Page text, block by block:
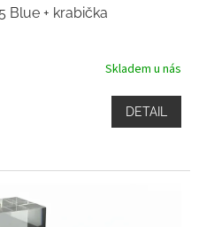
Blue + krabička
Skladem u nás
DETAIL